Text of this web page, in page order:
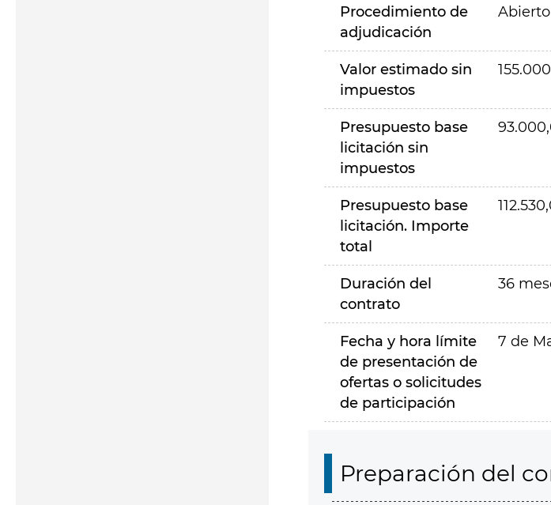
Procedimiento de
adjudicación
Abierto
Valor estimado sin
impuestos
Presupuesto base
licitación sin
impuestos
Presupuesto base
licitación. Importe
total
Duración del
contrato
36
Fecha y hora límite
de presentación de
ofertas o solicitudes
de participación
7 de
Preparación del